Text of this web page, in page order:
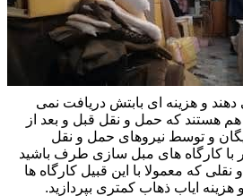
دهند و هزینه ای بابتش دریافت نمی
هم هستند که حمل و نقل قبل و بعد از
و توسط نیروهای حمل و نقل
با کارگاه های مبل سازی طرف باشید
که معمولا با این قبیل کارگاه ها
ایاب ذهاب کمتری بپردازید.